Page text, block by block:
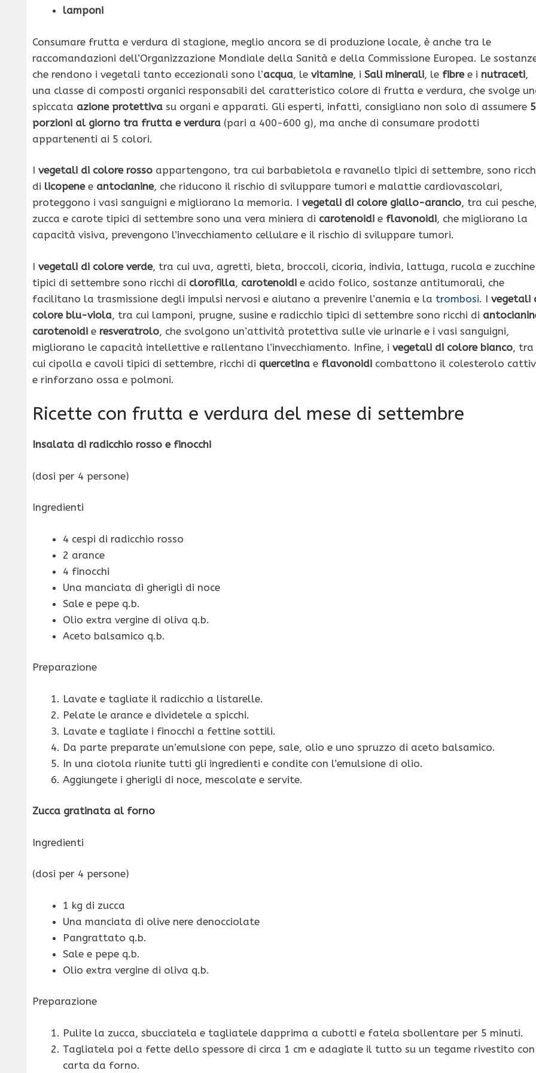
lamponi
Consumare frutta e verdura di stagione, meglio ancora se di produzione locale, è anche tra le
raccomandazioni dell’Organizzazione Mondiale della Sanità e della Commissione Europea. Le
che rendono i vegetali tanto eccezionali sono l’acqua, le vitamine, i Sali minerali, le fibree i nutraceti,
una classe di composti organici responsabili del caratteristico colore di frutta e verdura, che svolge
spiccata azione protettiva su organi e apparati. Gli esperti, infatti, consigliano non solo di assumere 5
porzioni al giorno tra frutta e verdura (pari a 400-600 g), ma anche di consumare prodotti
appartenenti ai 5 colori.
I vegetali di colore rosso appartengono, tra cui barbabietola e ravanello tipici di settembre, sono
di licopenee antocianine, che riducono il rischio di sviluppare tumori e malattie cardiovascolari,
proteggono i vasi sanguigni e migliorano la memoria. I vegetali di colore giallo-arancio, tra cui pesche,
zucca e carote tipici di settembre sono una vera miniera di carotenoidi e flavonoidi, che migliorano la
capacità visiva, prevengono l’invecchiamento cellulare e il rischio di sviluppare tumori.
I vegetali di colore verde, tra cui uva, agretti, bieta, broccoli, cicoria, indivia, lattuga, rucola e zucchine
tipici di settembre sono ricchi di clorofilla, carotenoidi e acido folico, sostanze antitumorali, che
facilitano la trasmissione degli impulsi nervosi e aiutano a prevenire l’anemia e la trombosi. I vegetali
colore blu-viola, tra cui lamponi, prugne, susine e radicchio tipici di settembre sono ricchi di
carotenoidi e resveratrolo, che svolgono un’attività protettiva sulle vie urinarie e i vasi sanguigni,
migliorano le capacità intellettive e rallentano l’invecchiamento. Infine, i vegetali di colore bianco, tra
cui cipolla e cavoli tipici di settembre, ricchi di quercetina e flavonoidi combattono il colesterolo
e rinforzano ossa e polmoni.
Ricette con frutta e verdura del mese di settembre
Insalata di radicchio rosso e finocchi
(dosi per 4 persone)
Ingredienti
4 cespi di radicchio rosso
2 arance
4 finocchi
Una manciata di gherigli di noce
Sale e pepe q.b.
Olio extra vergine di oliva q.b.
Aceto balsamico q.b.
Preparazione
Lavate e tagliate il radicchio a listarelle.
Pelate le arance e dividetele a spicchi.
Lavate e tagliate i finocchi a fettine sottili.
Da parte preparate un’emulsione con pepe, sale, olio e uno spruzzo di aceto balsamico.
In una ciotola riunite tutti gli ingredienti e condite con l’emulsione di olio.
Aggiungete i gherigli di noce, mescolate e servite.
Zucca gratinata al forno
Ingredienti
(dosi per 4 persone)
1 kg di zucca
Una manciata di olive nere denocciolate
Pangrattato q.b.
Sale e pepe q.b.
Olio extra vergine di oliva q.b.
Preparazione
Pulite la zucca, sbucciatela e tagliatele dapprima a cubotti e fatela sbollentare per 5 minuti.
Tagliatela poi a fette dello spessore di circa 1 cm e adagiate il tutto su un tegame rivestito con
carta da forno.